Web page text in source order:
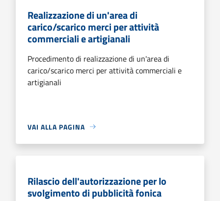
Realizzazione di un'area di
carico/scarico merci per attività
commerciali e artigianali
Procedimento di realizzazione di un'area di
carico/scarico merci per attività commerciali e
artigianali
VAI ALLA PAGINA
Rilascio dell'autorizzazione per lo
svolgimento di pubblicità fonica